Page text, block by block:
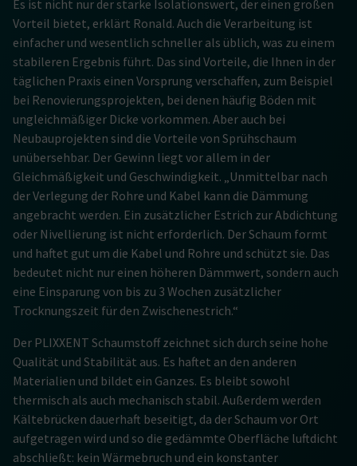
Es ist nicht nur der starke Isolationswert, der einen großen
Vorteil bietet, erklärt Ronald. Auch die Verarbeitung ist
einfacher und wesentlich schneller als üblich, was zu einem
stabileren Ergebnis führt. Das sind Vorteile, die Ihnen in der
täglichen Praxis einen Vorsprung verschaffen, zum Beispiel
bei Renovierungsprojekten, bei denen häufig Böden mit
ungleichmäßiger Dicke vorkommen. Aber auch bei
Neubauprojekten sind die Vorteile von Sprühschaum
unübersehbar. Der Gewinn liegt vor allem in der
Gleichmäßigkeit und Geschwindigkeit. „Unmittelbar nach
der Verlegung der Rohre und Kabel kann die Dämmung
angebracht werden. Ein zusätzlicher Estrich zur Abdichtung
oder Nivellierung ist nicht erforderlich. Der Schaum formt
und haftet gut um die Kabel und Rohre und schützt sie. Das
bedeutet nicht nur einen höheren Dämmwert, sondern auch
eine Einsparung von bis zu 3 Wochen zusätzlicher
Trocknungszeit für den Zwischenestrich.“
Der PLIXXENT Schaumstoff zeichnet sich durch seine hohe
Qualität und Stabilität aus. Es haftet an den anderen
Materialien und bildet ein Ganzes. Es bleibt sowohl
thermisch als auch mechanisch stabil. Außerdem werden
Kältebrücken dauerhaft beseitigt, da der Schaum vor Ort
aufgetragen wird und so die gedämmte Oberfläche luftdicht
abschließt: kein Wärmebruch und ein konstanter